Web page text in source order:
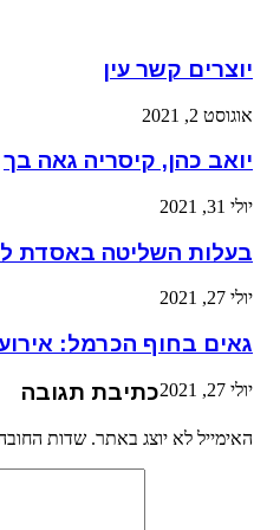
יוצרים קשר עין
אוגוסט 2, 2021
יואב כהן, קיסריה גאה בך
יולי 31, 2021
בעלות השליטה באסדת
יולי 27, 2021
גאים בחוף הכרמל:
יולי 27, 2021 כתיבת תגובה
האימייל לא יוצג באתר. שדות